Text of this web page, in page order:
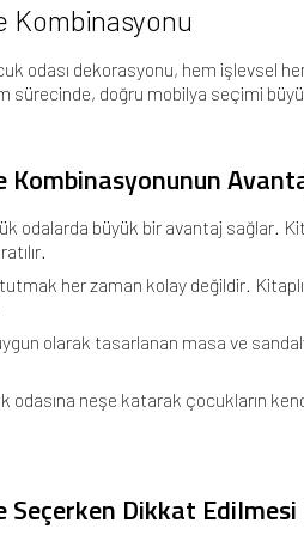
Kombinasyonu
odası dekorasyonu, hem işlevsel
doğru mobilya seçimi
Kombinasyonunun
odalarda büyük bir avantaj sağlar.
tutmak her zaman kolay değildir.
olarak tasarlanan masa ve
odasına neşe katarak çocukların
Seçerken Dikkat